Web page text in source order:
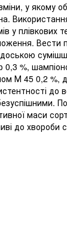
у якому
у плівкових
Вести
0,3 %,
М 45 0,2 %,
до
маси
до хвороби